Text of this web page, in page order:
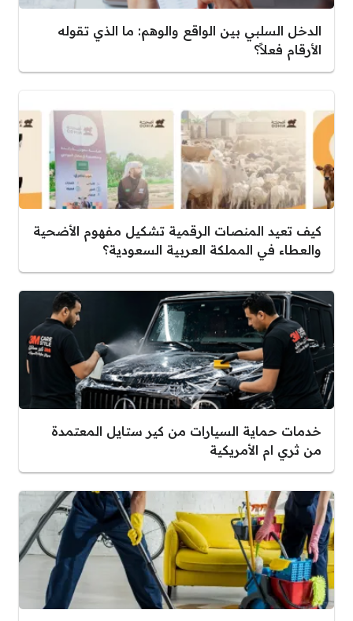
الدخل السلبي بين الواقع والوهم: ما الذي تقوله
الأرقام فعلاً؟
كيف تعيد المنصات الرقمية تشكيل مفهوم الأضحية
والعطاء في المملكة العربية السعودية؟
خدمات حماية السيارات من كير ستايل المعتمدة
من ثري ام الأمريكية